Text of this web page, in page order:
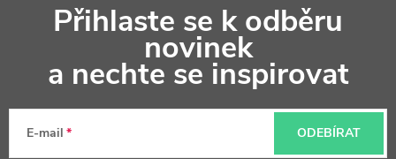
s
a
Přihlaste se k odběru
novinek
a nechte se inspirovat
E-mail ODEBÍRAT